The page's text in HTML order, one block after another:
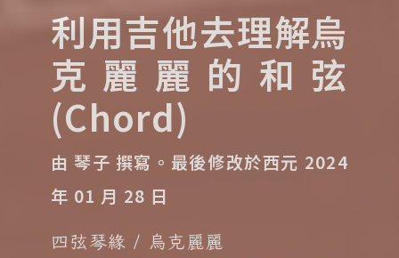
利用吉他去理解烏
克麗麗的和弦
(Chord)
由 琴子 撰寫。 最後修改於西元 2024
年 01 月 28 日
四弦琴緣
烏克麗麗